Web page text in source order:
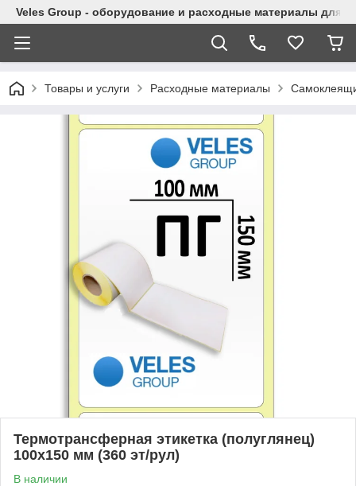
Veles Group - оборудование и расходные материалы для
Товары и услуги Расходные материалы
Термотрансферная этикетка (полуглянец)
100x150 мм (360 эт/рул)
В наличии